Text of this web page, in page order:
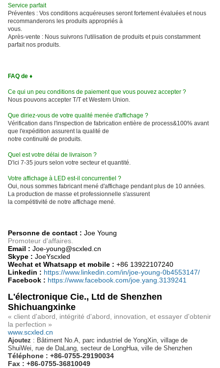
Service parfait
Préventes : Vos conditions acquéreuses seront fortement évaluées et nous
recommanderons les produits appropriés à
vous.
Après-vente : Nous suivrons l'utilisation de produits et puis constamment
parfait nos produits.
FAQ de ♦
Ce qui un peu conditions de paiement que vous pouvez accepter ?
Nous pouvons accepter T/T et Western Union.
Que diriez-vous de votre qualité menée d'affichage ?
Vérification dans l'inspection de fabrication entière de process&100% avant
que l'expédition assurent la qualité de
notre continuité de produits.
Quel est votre délai de livraison ?
D'ici 7-35 jours selon votre secteur et quantité.
Votre affichage à LED est-il concurrentiel ?
Oui, nous sommes fabricant mené d'affichage pendant plus de 10 années.
La production de masse et professionnelle s'assurent
la compétitivité de notre affichage mené.
Personne de contact : Joe Young
Promoteur d'affaires.
Email : Joe-young@scxled.cn
Skype : JoeYscxled
Wechat et Whatsapp et mobile : +86 13922107240
Linkedin : https://www.linkedin.com/in/joe-young-0b4553147/
Facebook : https://www.facebook.com/joe.yang.3139241
L'électronique Cie., Ltd de Shenzhen
Shichuangxinke
« client d'abord, intégrité d'abord, innovation, et essayer d'obtenir
la perfection »
www.scxled.cn
Ajoutez : Bâtiment No.A, parc industriel de YongXin, village de
ShuiWei, rue de DaLang, secteur de LongHua, ville de Shenzhen
Téléphone : +86-0755-29190034
Fax : +86-0755-36810049